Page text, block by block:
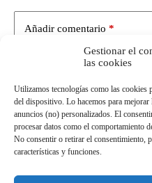
Gestionar el
las cookies
Utilizamos tecnologías como las cookies
del dispositivo. Lo hacemos para
anuncios (no) personalizados. El
procesar datos como el comportamiento
No consentir o retirar el consentimiento,
características y funciones.
Añadir comentario *
Publicar el comentario